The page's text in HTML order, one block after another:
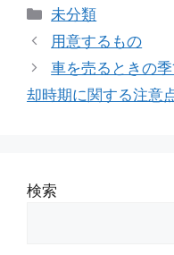
カ
テ
リ
ー
未分類
用意するもの
車を売るときの
却時期に関する注意
検索